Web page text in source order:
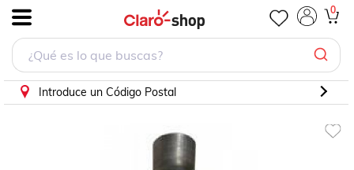
0
Introduce un Código Postal
Catalizador Para Chevrolet Chevelle 1962 - 1980